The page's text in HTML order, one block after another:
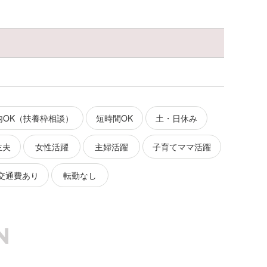
（扶養枠相談） 短時間OK 土・日休み
女性活躍 主婦活躍 子育てママ活躍
通費あり 転勤なし